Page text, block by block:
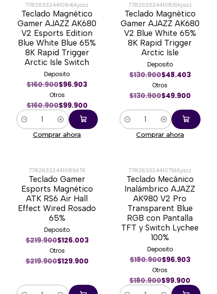
-38%
77826332441084|Ajazz
Teclado Magnético
Gamer AJAZZ AK680
V2 Esports Edition
Blue White Blue 65%
8K Rapid Trigger
Arctic Isle Switch
Deposito
$160.900$96.903
Otros
$160.900$99.900
Cantidad
Comprar ahora
-62%
77826332441083|Ajazz
Teclado Magnético
Gamer AJAZZ AK680
V2 Blue White 65%
8K Rapid Trigger
Arctic Isle
Deposito
$130.900$48.403
Otros
$130.900$49.900
Cantidad
Comprar ahora
-41%
77826332441081|ATK
Teclado Gamer
Esports Magnético
ATK RS6 Air Hall
Effect Wired Rosado
65%
Deposito
$219.900$126.003
Otros
$219.900$129.900
-45%
77826332441079|Ajazz
Teclado Mecánico
Inalámbrico AJAZZ
AK980 V2 Pro
Transparent Blue
RGB con Pantalla
TFT y Switch Lychee
100%
Deposito
$180.900$96.903
Otros
$180.900$99.900